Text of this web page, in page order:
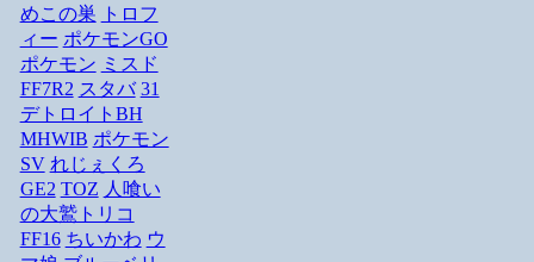
めこの巣
トロフ
ィー ポケモンGO
ポケモン ミスド
FF7R2 スタバ 31
デトロイトBH
MHWIB ポケモン
SV れじぇくろ
GE2 TOZ 人喰い
の大鷲トリコ
FF16 ちいかわ ウ